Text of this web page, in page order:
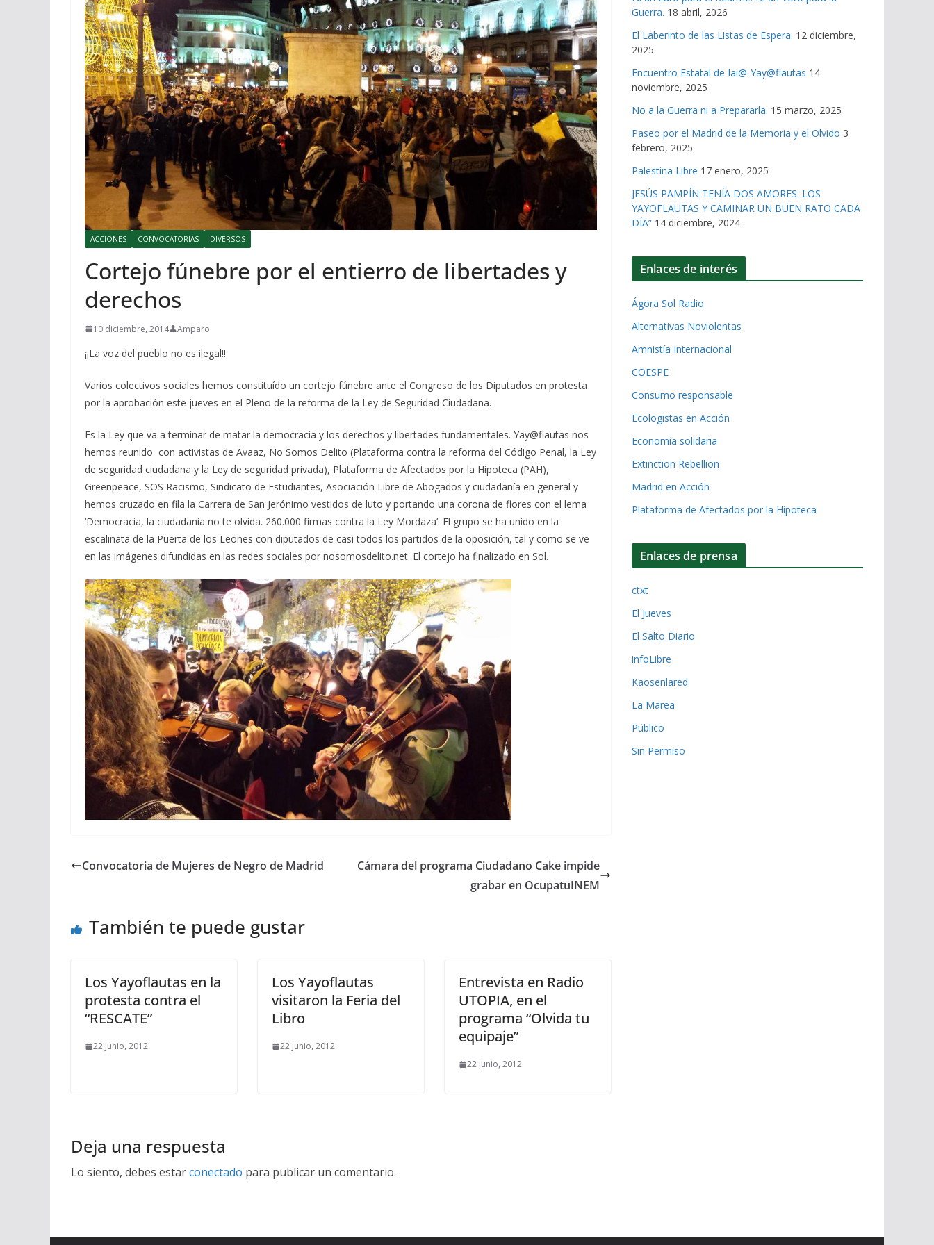
ACCIONES CONVOCATORIAS DIVERSOS
Cortejo fúnebre por el entierro de libertades y
derechos
10 diciembre, 2014 Amparo
¡¡La voz del pueblo no es ilegal!!
Varios colectivos sociales hemos constituído un cortejo fúnebre ante el Congreso de los Diputados en protesta
por la aprobación este jueves en el Pleno de la reforma de la Ley de Seguridad Ciudadana.
Es la Ley que va a terminar de matar la democracia y los derechos y libertades fundamentales. Yay@flautas nos
hemos reunido con activistas de Avaaz, No Somos Delito (Plataforma contra la reforma del Código Penal, la Ley
de seguridad ciudadana y la Ley de seguridad privada), Plataforma de Afectados por la Hipoteca (PAH),
Greenpeace, SOS Racismo, Sindicato de Estudiantes, Asociación Libre de Abogados y ciudadanía en general y
hemos cruzado en fila la Carrera de San Jerónimo vestidos de luto y portando una corona de flores con el lema
‘Democracia, la ciudadanía no te olvida. 260.000 firmas contra la Ley Mordaza’. El grupo se ha unido en la
escalinata de la Puerta de los Leones con diputados de casi todos los partidos de la oposición, tal y como se ve
en las imágenes difundidas en las redes sociales por nosomosdelito.net. El cortejo ha finalizado en Sol.
Convocatoria de Mujeres de Negro de Madrid
Cámara del programa Ciudadano Cake impide
grabar en OcupatuINEM
También te puede gustar
Los Yayoflautas en la
protesta contra el
“RESCATE”
22 junio, 2012
Los Yayoflautas
visitaron la Feria del
Libro
22 junio, 2012
Entrevista en Radio
UTOPIA, en el
programa “Olvida tu
equipaje”
22 junio, 2012
Deja una respuesta
Lo siento, debes estarconectado para publicar un comentario.
Guerra. 18 abril, 2026
El Laberinto de las Listas de Espera. 12 diciembre,
2025
Encuentro Estatal de Iai@-Yay@flautas 14
noviembre, 2025
No a la Guerra ni a Prepararla. 15 marzo, 2025
Paseo por el Madrid de la Memoria y el Olvido 3
febrero, 2025
Palestina Libre 17 enero, 2025
JESÚS PAMPÍN TENÍA DOS AMORES: LOS
YAYOFLAUTAS Y CAMINAR UN BUEN RATO CADA
DÍA” 14 diciembre, 2024
Enlaces de interés
Ágora Sol Radio
Alternativas Noviolentas
Amnistía Internacional
COESPE
Consumo responsable
Ecologistas en Acción
Economía solidaria
Extinction Rebellion
Madrid en Acción
Plataforma de Afectados por la Hipoteca
Enlaces de prensa
ctxt
El Jueves
El Salto Diario
infoLibre
Kaosenlared
La Marea
Público
Sin Permiso